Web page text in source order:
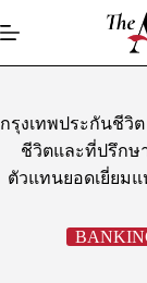
to
กรุงเทพประกันชีวิ
ชีวิตและที่ปรึกษ
ตัวแทนยอดเยี่ยมแ